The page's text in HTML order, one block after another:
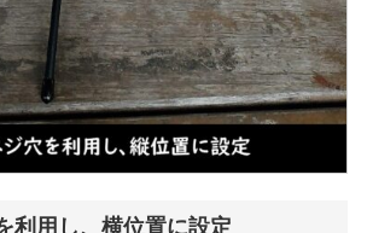
利用し、横位置に設定